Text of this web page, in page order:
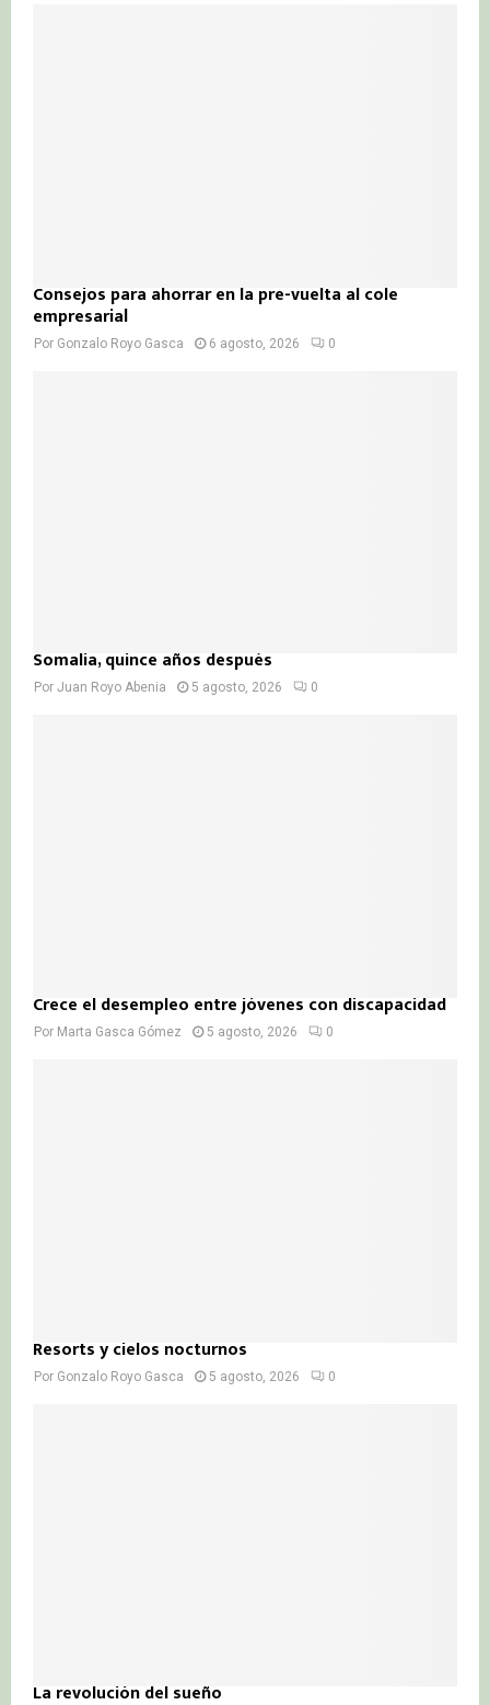
Consejos para ahorrar en la pre-vuelta al cole
empresarial
Por Gonzalo Royo Gasca 6 agosto, 2026 0
Somalia, quince años después
Por Juan Royo Abenia 5 agosto, 2026 0
Crece el desempleo entre jóvenes con discapacidad
Por Marta Gasca Gómez 5 agosto, 2026 0
Resorts y cielos nocturnos
Por Gonzalo Royo Gasca 5 agosto, 2026 0
La revolución del sueño